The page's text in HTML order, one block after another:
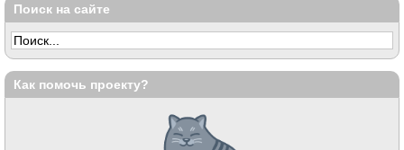
Поиск на сайте
Как помочь проекту?